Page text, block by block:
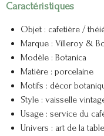
Caractéristiques
Objet : cafetière /
Marque : Villeroy &
Modèle : Botanica
Matière : porcelaine
Motifs : décor
Style : vaisselle
Usage : service du
Univers : art de la